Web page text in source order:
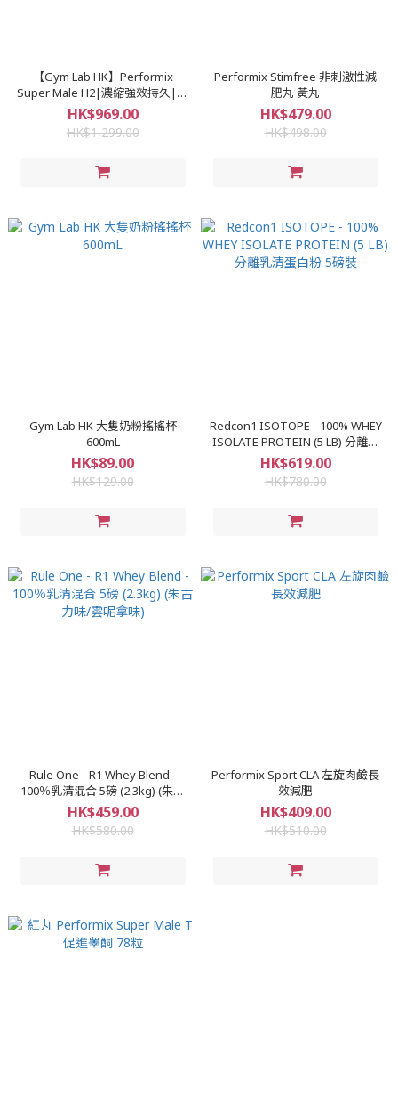
【Gym Lab HK】Performix
Super Male H2|濃縮強效持久|氫
液態增肌丸|60粒
HK$969.00
HK$1,299.00
Performix Stimfree 非刺激性減
肥丸 黃丸
HK$479.00
HK$498.00
Gym Lab HK 大隻奶粉搖搖杯
600mL
HK$89.00
HK$129.00
Redcon1 ISOTOPE - 100% WHEY
ISOLATE PROTEIN (5 LB) 分離乳
清蛋白粉 5磅裝
HK$619.00
HK$780.00
Rule One - R1 Whey Blend -
100％乳清混合 5磅 (2.3kg) (朱古
力味/雲呢拿味)
HK$459.00
HK$580.00
Performix Sport CLA 左旋肉鹼長
效減肥
HK$409.00
HK$510.00